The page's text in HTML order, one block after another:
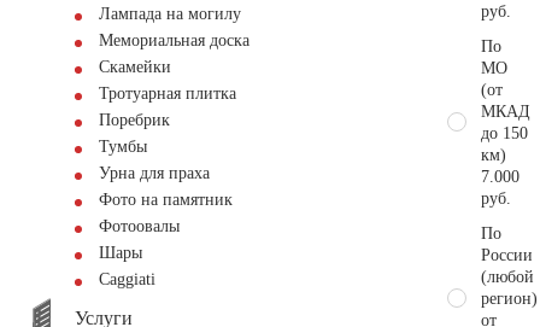
Лампада на могилу
Мемориальная доска
Скамейки
Тротуарная плитка
Поребрик
Тумбы
Урна для праха
Фото на памятник
Фотоовалы
Шары
Сaggiati
Услуги
руб.
По
МО
(от
МКАД
до 150
км)
7.000
руб.
По
России
(любой
регион)
от